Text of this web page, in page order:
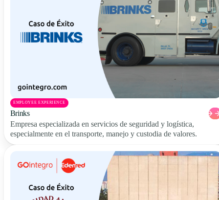
EMPLOYEE EXPERIENCE
Brinks
Empresa especializada en servicios de seguridad y logística,
especialmente en el transporte, manejo y custodia de valores.